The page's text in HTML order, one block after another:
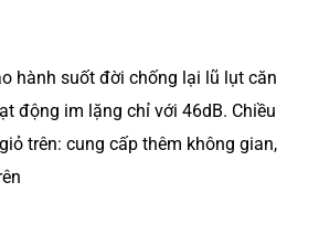
hành suốt đời chống lại lũ lụt căn
động im lặng chỉ với 46dB. Chiều
trên: cung cấp thêm không gian,